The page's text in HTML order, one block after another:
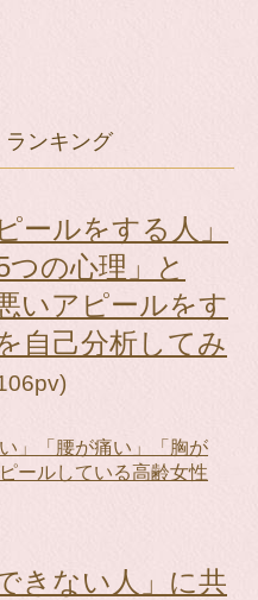
ランキング
ールをする人」
の心理」と
いアピールをす
自己分析してみ
きない人」に共